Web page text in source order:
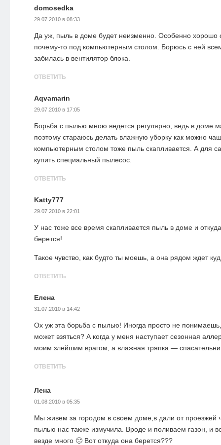
domosedka
29.07.2010 в 08:33
Да уж, пыль в доме будет неизменно. Особенно хорошо
почему-то под компьютерным столом. Борюсь с ней
забилась в вентилятор блока.
ОТВЕТИТЬ
Aqvamarin
29.07.2010 в 17:05
Борьба с пылью мною ведется регулярно, ведь в доме
поэтому стараюсь делать влажную уборку как можно
компьютерным столом тоже пыль скапливается. А для
купить специальный пылесос.
ОТВЕТИТЬ
Katty777
29.07.2010 в 22:01
У нас тоже все время скапливается пыль в доме и
берется!
Такое чувство, как будто ты моешь, а она рядом ждет
ОТВЕТИТЬ
Елена
31.07.2010 в 14:42
Ох уж эта борьба с пылью! Иногда просто не
может взяться? А когда у меня наступает сезонная
моим злейшим врагом, а влажная тряпка —
ОТВЕТИТЬ
Лена
01.08.2010 в 05:35
Мы живем за городом в своем доме,в дали от проезжей
пылью нас также измучила. Вроде и поливаем газон, и
везде много 🙂 Вот откуда она берется???